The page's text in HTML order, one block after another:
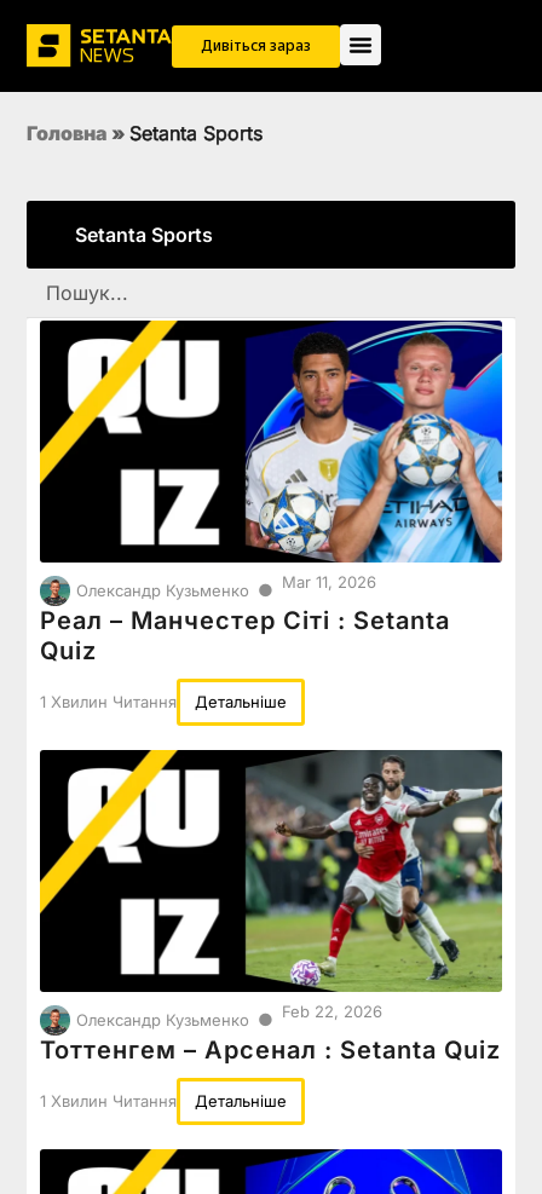
Дивіться зараз
Головна » Setanta Sports
Setanta Sports
Олександр Кузьменко ● Mar 11, 2026
Реал – Манчестер Сіті : Setanta
Quiz
1 Хвилин Читання Детальніше
Олександр Кузьменко ● Feb 22, 2026
Тоттенгем – Арсенал : Setanta Quiz
1 Хвилин Читання Детальніше